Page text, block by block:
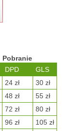
Pobranie
DPD
GLS
24 zł
30 zł
48 zł
55 zł
72 zł
80 zł
96 zł
105 zł